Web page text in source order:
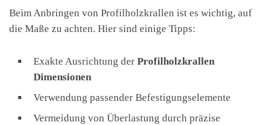
Beim Anbringen von Profilholzkrallen ist es wichtig, auf
die Maße zu achten. Hier sind einige Tipps:
Exakte Ausrichtung der Profilholzkrallen
Dimensionen
Verwendung passender Befestigungselemente
Vermeidung von Überlastung durch präzise